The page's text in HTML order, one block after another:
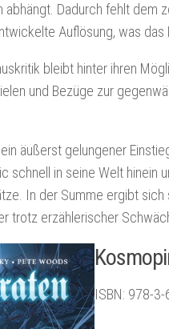
abhängt. Dadurch fehlt dem
Auflösung, was
bleibt hinter ihren
und Bezüge zur
äußerst gelungener
schnell in seine Welt hinein
In der Summe ergibt
trotz erzählerischer
ISBN: 978-